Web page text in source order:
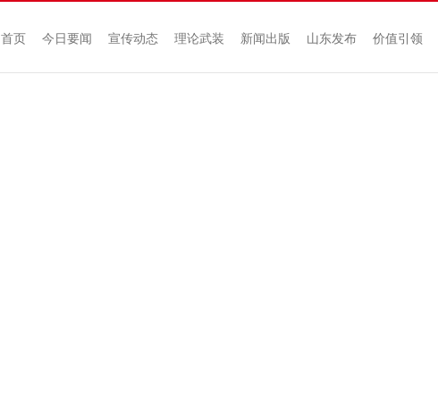
首页 今日要闻 宣传动态 理论武装 新闻出版 山东发布 价值引领